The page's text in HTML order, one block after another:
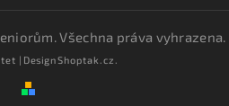
. Všechna práva vyhrazena.
| DesignShoptak.cz.